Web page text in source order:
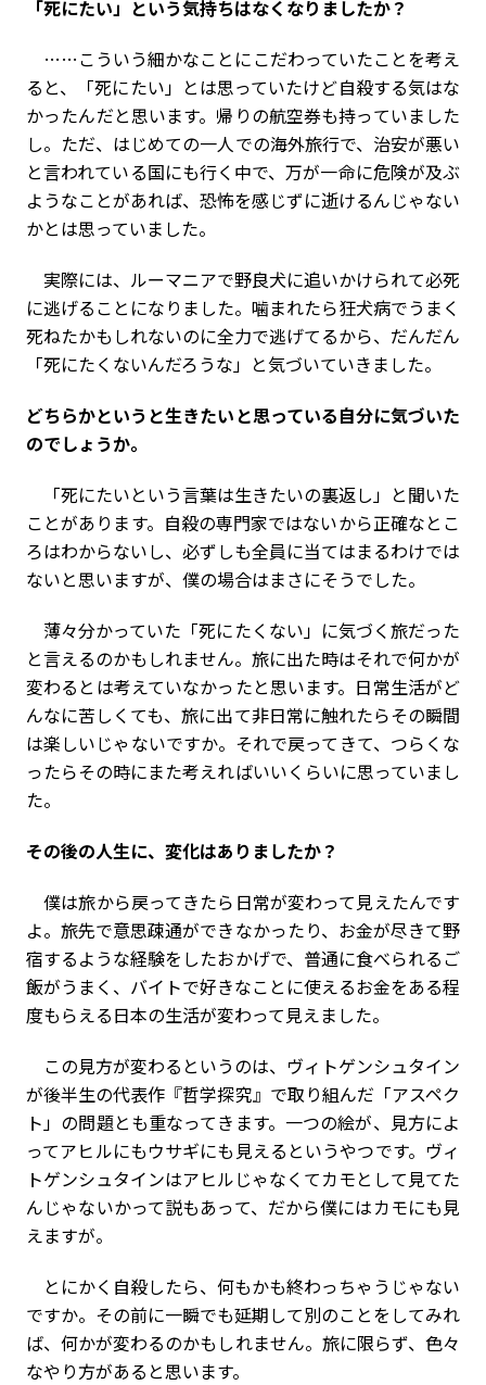
――「死にたい」という気持ちはなくなりましたか？
……こういう細かなことにこだわっていたことを考え
ると、「死にたい」とは思っていたけど自殺する気はな
かったんだと思います。帰りの航空券も持っていました
し。ただ、はじめての一人での海外旅行で、治安が悪い
と言われている国にも行く中で、万が一命に危険が及ぶ
ようなことがあれば、恐怖を感じずに逝けるんじゃない
かとは思っていました。
実際には、ルーマニアで野良犬に追いかけられて必死
に逃げることになりました。噛まれたら狂犬病でうまく
死ねたかもしれないのに全力で逃げてるから、だんだん
「死にたくないんだろうな」と気づいていきました。
――どちらかというと生きたいと思っている自分に気づいた
のでしょうか。
「死にたいという言葉は生きたいの裏返し」と聞いた
ことがあります。自殺の専門家ではないから正確なとこ
ろはわからないし、必ずしも全員に当てはまるわけでは
ないと思いますが、僕の場合はまさにそうでした。
薄々分かっていた「死にたくない」に気づく旅だった
と言えるのかもしれません。旅に出た時はそれで何かが
変わるとは考えていなかったと思います。日常生活がど
んなに苦しくても、旅に出て非日常に触れたらその瞬間
は楽しいじゃないですか。それで戻ってきて、つらくな
ったらその時にまた考えればいいくらいに思っていまし
た。
――その後の人生に、変化はありましたか？
僕は旅から戻ってきたら日常が変わって見えたんです
よ。旅先で意思疎通ができなかったり、お金が尽きて野
宿するような経験をしたおかげで、普通に食べられるご
飯がうまく、バイトで好きなことに使えるお金をある程
度もらえる日本の生活が変わって見えました。
この見方が変わるというのは、ヴィトゲンシュタイン
が後半生の代表作『哲学探究』で取り組んだ「アスペク
ト」の問題とも重なってきます。一つの絵が、見方によ
ってアヒルにもウサギにも見えるというやつです。ヴィ
トゲンシュタインはアヒルじゃなくてカモとして見てた
んじゃないかって説もあって、だから僕にはカモにも見
えますが。
とにかく自殺したら、何もかも終わっちゃうじゃない
ですか。その前に一瞬でも延期して別のことをしてみれ
ば、何かが変わるのかもしれません。旅に限らず、色々
なやり方があると思います。